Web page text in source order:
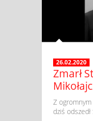
26.02.2020
Zmarł
Z
dziś odszedł